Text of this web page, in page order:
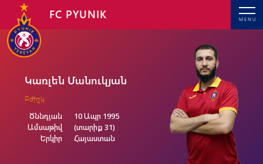
MENU
FC PYUNIK
Կառլեն Մանուկյան
Բժիշկ
Ծննդյան
Ամսաթիվ
Երկիր
10 Ապր 1995
(տարիք 31)
Հայաստան